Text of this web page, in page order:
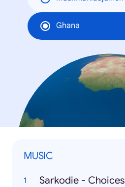
Ghana
MUSIC
Sarkodie - Choices